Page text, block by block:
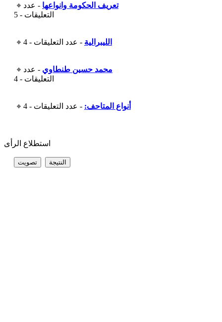
تعريف الحكومة وانواعها - عدد
التعليقات - 5
الليبرالية - عدد التعليقات - 4
محمد حسين طنطاوي - عدد
التعليقات - 4
أنواع المتاحف: - عدد التعليقات - 4
استطلاع الرأى